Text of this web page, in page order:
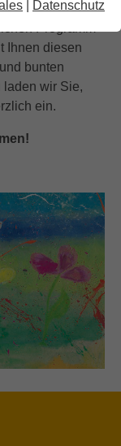
Datenschutz
Schülerinnen
Ihnen diesen
bunten
laden wir Sie,
ein.